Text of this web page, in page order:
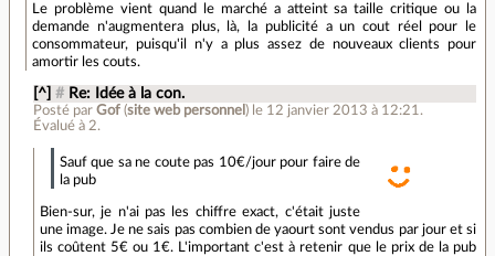
Le problème vient quand le marché a atteint sa taille critique ou la
demande n'augmentera plus, là, la publicité a un cout réel pour le
consommateur, puisqu'il n'y a plus assez de nouveaux clients pour
amortir les couts.
[^] # Re: Idée à la con.
Posté par Gof(site web personnel ) le 12 janvier 2013 à 12:21 .
Évalué à 2.
Sauf que sa ne coute pas 10€/jour pour faire de
la pub
Bien-sur, je n'ai pas les chiffre exact, c'était juste
une image. Je ne sais pas combien de yaourt sont vendus par jour et si
ils coûtent 5€ ou 1€. L'important c'est à retenir que le prix de la pub